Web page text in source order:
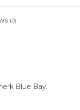
(0)
Blue Bay.